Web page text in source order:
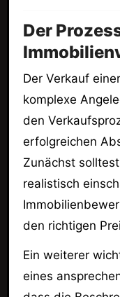
Der
Der Verkauf
komplexe
den
erfolgreichen
Zunächst
realistisch
den richtigen
Ein weiterer
eines